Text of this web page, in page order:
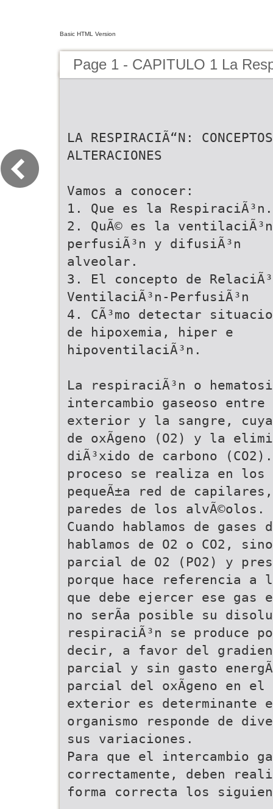
Basic HTML Version
Page 1 - CAPITULO 1 La
LA RESPIRACIÃ“N:
ALTERACIONES
Vamos a conocer:
1. Que es la RespiraciÃ³n.
2. QuÃ© es la
perfusiÃ³n y difusiÃ³n
alveolar.
3. El concepto de
VentilaciÃ³n-PerfusiÃ³n
4. CÃ³mo detectar
de hipoxemia, hiper e
hipoventilaciÃ³n.
La respiraciÃ³n o
intercambio gaseoso entre
exterior y la sangre,
de oxÃ­geno (O2) y la
diÃ³xido de carbono
proceso se realiza en los
pequeÃ±a red de
paredes de los alvÃ©olos.
Cuando hablamos de
hablamos de O2 o CO2,
parcial de O2 (PO2) y
porque hace referencia a
que debe ejercer ese
no serÃ­a posible su
respiraciÃ³n se produce
decir, a favor del
parcial y sin gasto
parcial del oxÃ­geno en el
exterior es determinante
organismo responde de
sus variaciones.
Para que el intercambio
correctamente, deben
forma correcta los